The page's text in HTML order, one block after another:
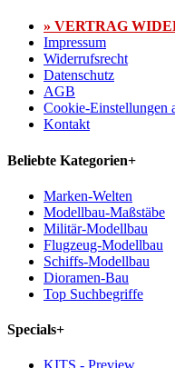
» VERTRAG
Impressum
Widerrufsrecht
Datenschutz
AGB
Cookie-Einstellungen
Kontakt
Beliebte Kategorien+
Marken-Welten
Modellbau-Maßstäbe
Militär-Modellbau
Flugzeug-Modellbau
Schiffs-Modellbau
Dioramen-Bau
Top Suchbegriffe
Specials+